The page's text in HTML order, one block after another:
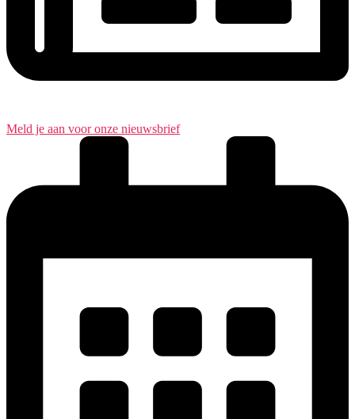
Meld je aan voor onze nieuwsbrief